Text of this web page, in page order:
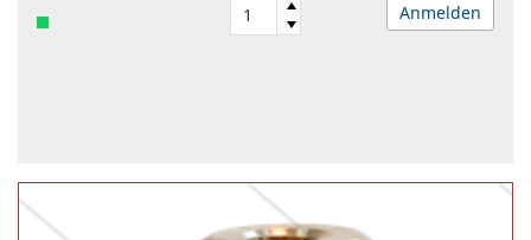
Anmelden